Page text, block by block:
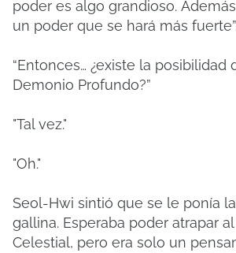
poder es algo grandioso.
un poder que se hará más
“Entonces… ¿existe la posibilidad
Demonio Profundo?”
"Tal vez."
"Oh."
Seol-Hwi sintió que se le ponía
gallina. Esperaba poder atrapar
Celestial, pero era solo un